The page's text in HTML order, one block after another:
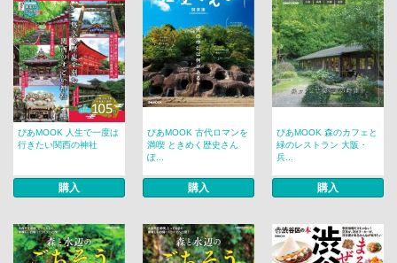
ぴあMOOK 人生で一度は
行きたい関西の神社
購入
ぴあMOOK 古代ロマンを
満喫 ときめく歴史さん
ぽ...
購入
ぴあMOOK 森のカフェと
緑のレストラン 大阪・
兵...
購入